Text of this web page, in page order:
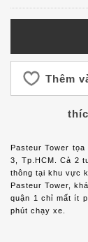
Thêm
Pasteur Tower
3, Tp.HCM. Cả 2
thông tại khu vực
Pasteur Tower,
quận 1 chỉ mất ít
phút chạy xe.